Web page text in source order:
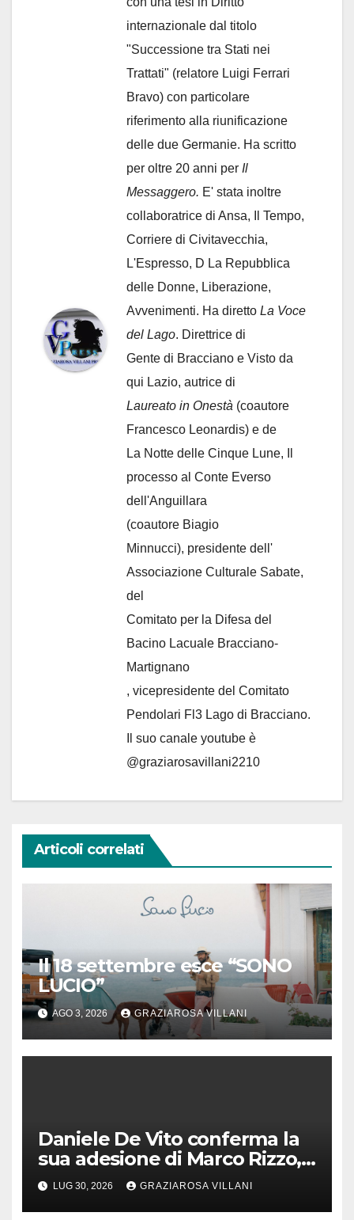
internazionale dal titolo
"Successione tra Stati nei
Trattati" (relatore Luigi Ferrari
Bravo) con particolare
riferimento alla riunificazione
delle due Germanie. Ha scritto
per oltre 20 anni per Il
Messaggero. E' stata inoltre
collaboratrice di Ansa, Il Tempo,
Corriere di Civitavecchia,
L'Espresso, D La Repubblica
delle Donne, Liberazione,
Avvenimenti. Ha diretto La Voce
del Lago. Direttrice di
Gente di Bracciano e Visto da
qui Lazio, autrice di
Laureato in Onestà (coautore
Francesco Leonardis) e de
La Notte delle Cinque Lune, Il
processo al Conte Everso
dell'Anguillara
(coautore Biagio
Minnucci), presidente dell'
Associazione Culturale Sabate,
del
Comitato per la Difesa del
Bacino Lacuale Bracciano-
Martignano
, vicepresidente del Comitato
Pendolari Fl3 Lago di Bracciano.
Il suo canale youtube è
@graziarosavillani2210
Articoli correlati
Il 18 settembre esce “SONO
LUCIO”
AGO 3, 2026 GRAZIAROSA VILLANI
Daniele De Vito conferma la
sua adesione di Marco Rizzo,
nel rispetto delle decisioni
del 1° Congress
LUG 30, 2026 GRAZIAROSA VILLANI